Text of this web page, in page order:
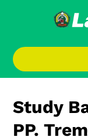
Study
PP.